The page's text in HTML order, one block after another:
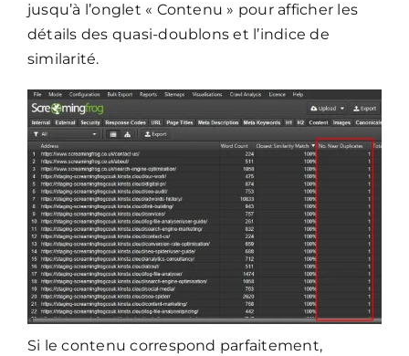
jusqu’à l’onglet « Contenu » pour afficher les
détails des quasi-doublons et l’indice de
similarité.
Si le contenu correspond parfaitement,